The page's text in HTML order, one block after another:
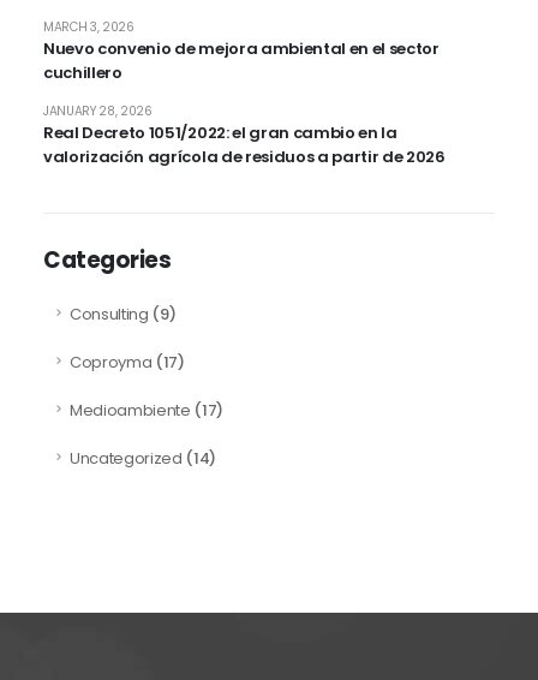
Nuevo convenio de mejora ambiental en el sector
cuchillero
MARCH 3, 2026
Real Decreto 1051/2022: el gran cambio en la
valorización agrícola de residuos a partir de 2026
JANUARY 28, 2026
Categories
Consulting (9)
Coproyma (17)
Medioambiente (17)
Uncategorized (14)